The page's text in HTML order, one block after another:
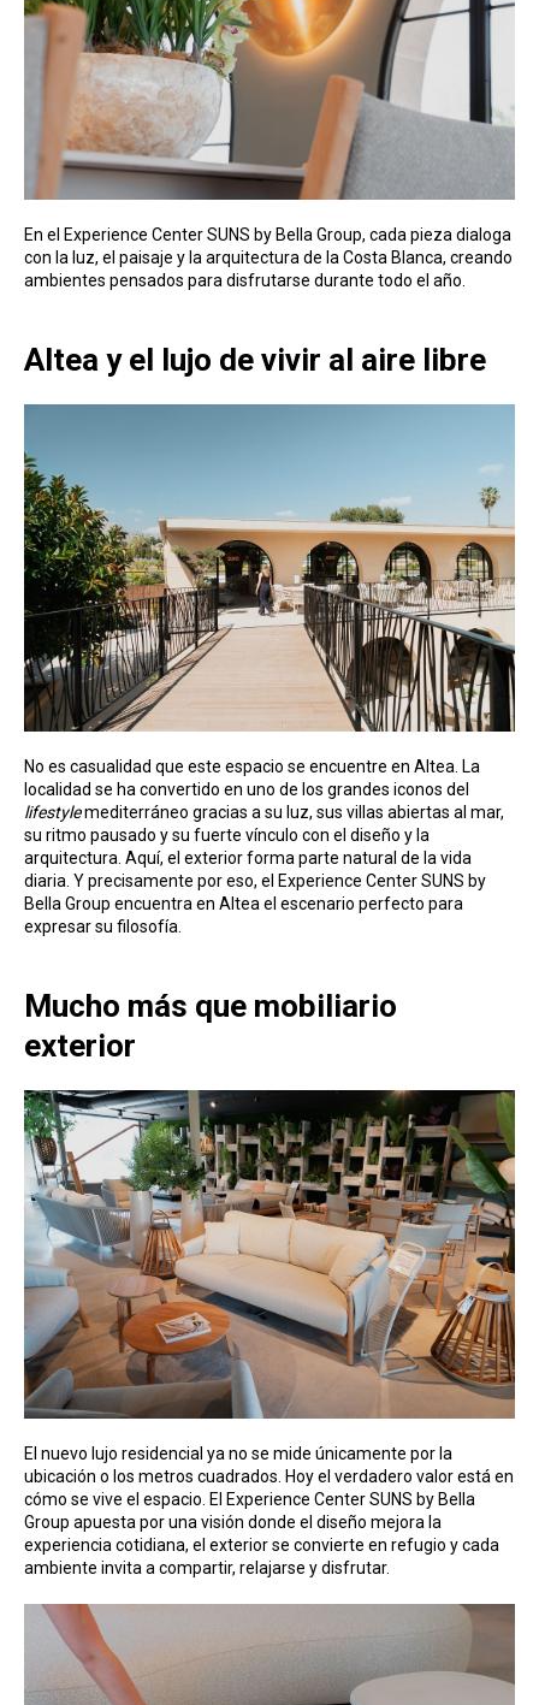
En el Experience Center SUNS by Bella Group, cada pieza dialoga
con la luz, el paisaje y la arquitectura de la Costa Blanca, creando
ambientes pensados para disfrutarse durante todo el año.
Altea y el lujo de vivir al aire libre
No es casualidad que este espacio se encuentre en Altea. La
localidad se ha convertido en uno de los grandes iconos del
lifestylemediterráneo gracias a su luz, sus villas abiertas al mar,
su ritmo pausado y su fuerte vínculo con el diseño y la
arquitectura. Aquí, el exterior forma parte natural de la vida
diaria. Y precisamente por eso, el Experience Center SUNS by
Bella Group encuentra en Altea el escenario perfecto para
expresar su filosofía.
Mucho más que mobiliario
exterior
El nuevo lujo residencial ya no se mide únicamente por la
ubicación o los metros cuadrados. Hoy el verdadero valor está en
cómo se vive el espacio. El Experience Center SUNS by Bella
Group apuesta por una visión donde el diseño mejora la
experiencia cotidiana, el exterior se convierte en refugio y cada
ambiente invita a compartir, relajarse y disfrutar.